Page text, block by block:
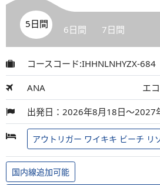
5日間 6日間 7日間
コースコード:IHHNLNHYZX-684
ANA エ
出発日：2026年8月18日～2027
アウトリガー ワイキキ ビーチ リ
国内線追加可能